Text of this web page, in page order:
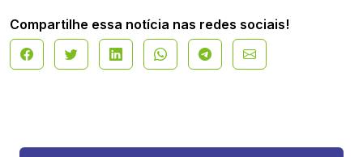
Compartilhe essa notícia nas redes sociais!